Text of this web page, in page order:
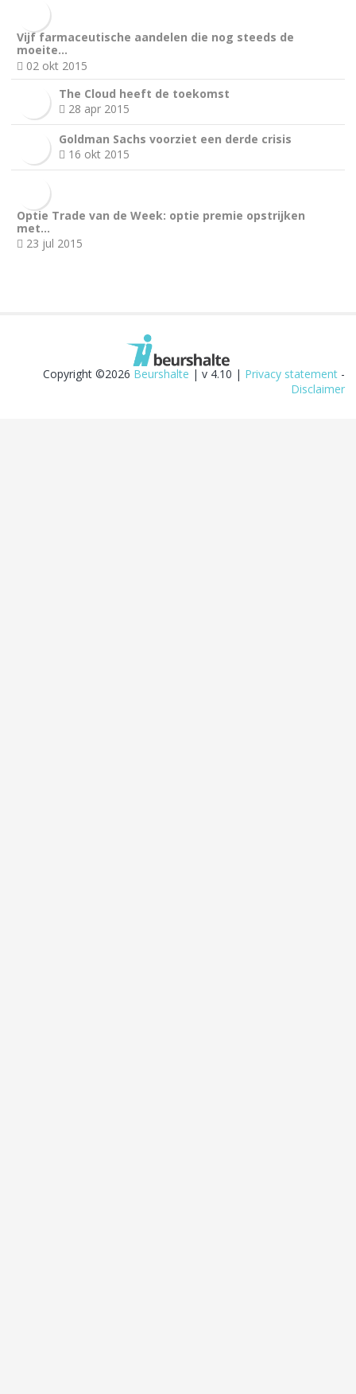
Vijf farmaceutische aandelen die nog steeds de
moeite…
02 okt 2015
The Cloud heeft de toekomst
28 apr 2015
Goldman Sachs voorziet een derde crisis
16 okt 2015
Optie Trade van de Week: optie premie opstrijken
met…
23 jul 2015
Copyright ©2026 Beurshalte | v 4.10 | Privacy statement -
Disclaimer